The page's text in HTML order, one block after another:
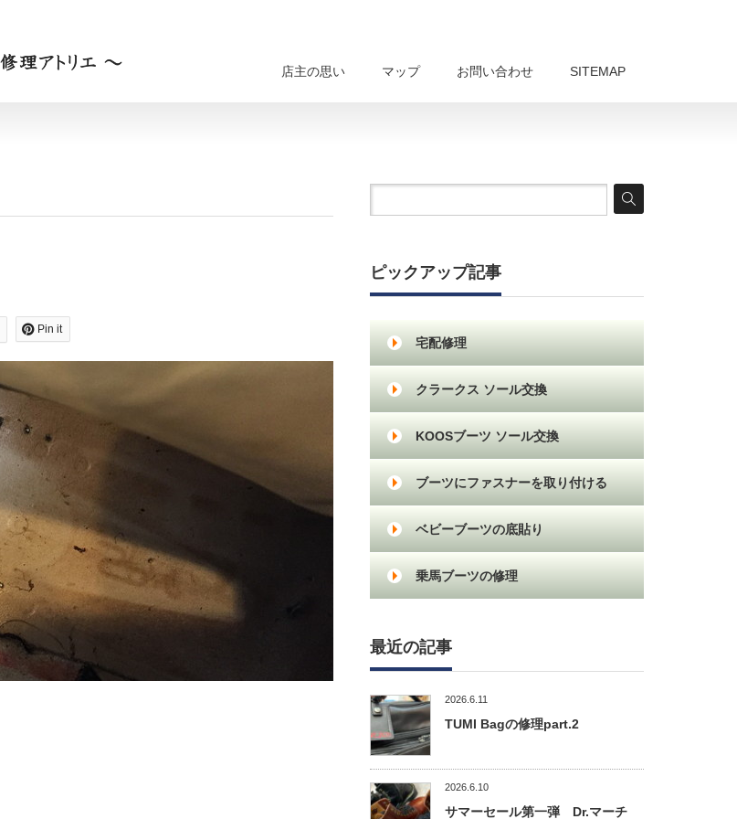
店主の思い マップ お問い合わせ SITEMAP
Pin it
ピックアップ記事
宅配修理
クラークス ソール交換
KOOSブーツ ソール交換
ブーツにファスナーを取り付ける
ベビーブーツの底貼り
乗馬ブーツの修理
最近の記事
2026.6.11
TUMI Bagの修理part.2
2026.6.10
サマーセール第一弾 Dr.マーチ